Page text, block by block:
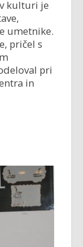
kulturi je
umetnike.
pričel s
pri
in